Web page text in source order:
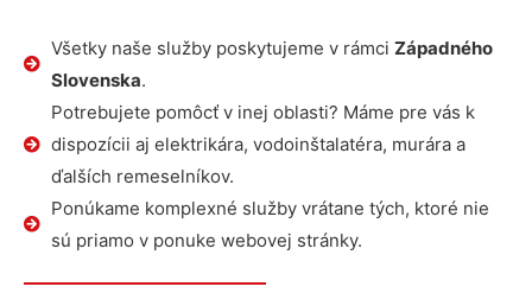
Všetky naše služby poskytujeme v rámci Západného
Slovenska.
Potrebujete pomôcť v inej oblasti? Máme pre vás k
dispozícii aj elektrikára, vodoinštalatéra, murára a
ďalších remeselníkov.
Ponúkame komplexné služby vrátane tých, ktoré nie
sú priamo v ponuke webovej stránky.